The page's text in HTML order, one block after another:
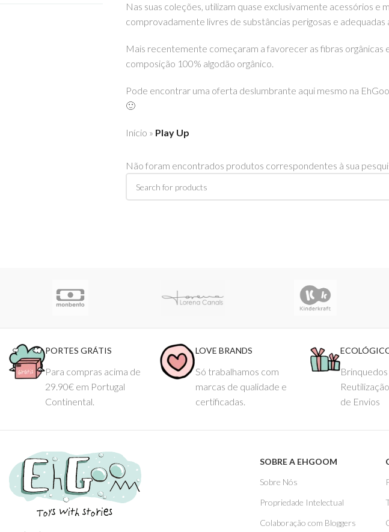
Nas suas coleções, utilizam quase exclusivamente acessórios
comprovadamente livres de substâncias perigosas e
Mais recentemente começaram a favorecer as fibras orgânicas
composição 100% algodão orgânico.
Pode encontrar uma oferta deslumbrante aqui mesmo na
🙂
Início » Play Up
Não foram encontrados produtos correspondentes à sua
PORTES GRÁTIS
Para compras acima de
29.90€ em Portugal
Continental.
LOVE BRANDS
Só trabalhamos com
marcas de qualidade e
certificadas.
Brinquedos
de Envios
SOBRE A EHGOOM
Sobre Nós
Propriedade Intelectual
Colaboração com Bloggers